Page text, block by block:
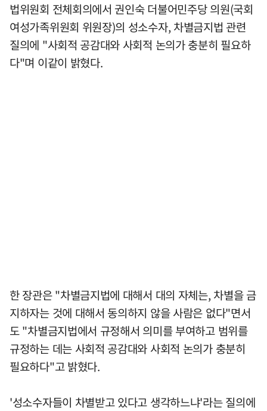
법위원회 전체회의에서 권인숙 더불어민주당 의원(국회
여성가족위원회 위원장)의 성소수자, 차별금지법 관련
질의에 "사회적 공감대와 사회적 논의가 충분히 필요하
다"며 이같이 밝혔다.
한 장관은 "차별금지법에 대해서 대의 자체는, 차별을 금
지하자는 것에 대해서 동의하지 않을 사람은 없다"면서
도 "차별금지법에서 규정해서 의미를 부여하고 범위를
규정하는 데는 사회적 공감대와 사회적 논의가 충분히
필요하다"고 밝혔다.
'성소수자들이 차별받고 있다고 생각하느냐'라는 질의에